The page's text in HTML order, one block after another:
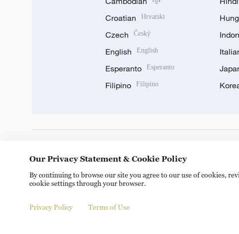
Croatian Hrvatski
Czech Český
English English
Esperanto Esperanto
Filipino Filipino
Copyright © 2024 CGTN. 京ICP备20000184号
Our Privacy Statement & Cookie Policy
By continuing to browse our site you agree to our use of cookies,
cookie settings through your browser.
Privacy Policy Terms of Use